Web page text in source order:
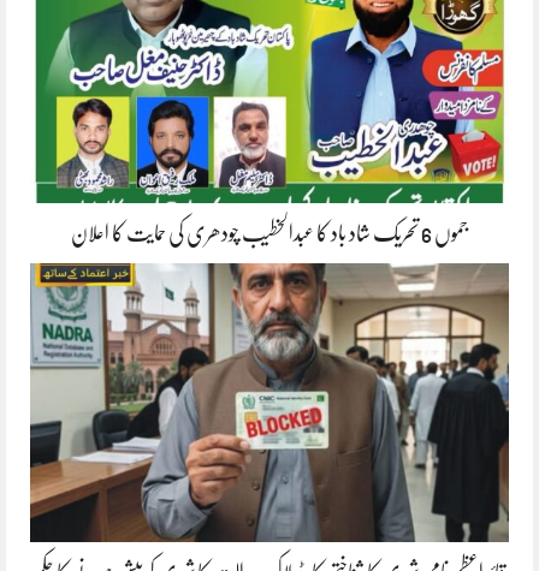
جموں 6 تحریک شاد باد کا عبدالخطیب چودھری کی حمایت کا اعلان